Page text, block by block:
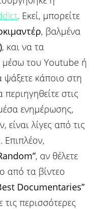
. Εκεί, μπορείτε
, βαλμένα
, και να τα
του Youtube ή
ψάξετε κάποιο στη
περιηγηθείτε στις
ενημέρωσης,
είναι λίγες από τις
Επιπλέον,
, αν θέλετε
από τα βίντεο
Documentaries”
τις περισσότερες